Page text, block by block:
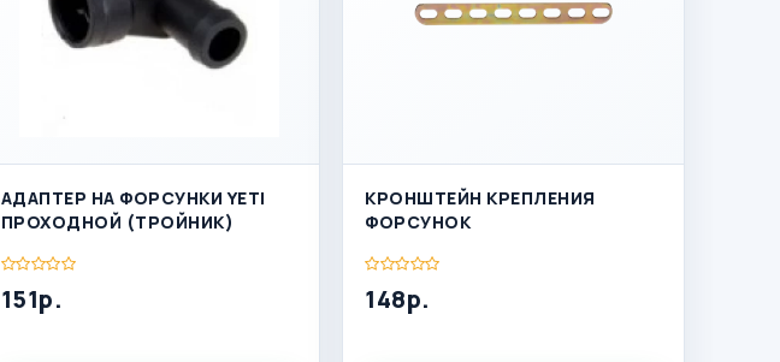
АДАПТЕР НА ФОРСУНКИ YETI
ПРОХОДНОЙ (ТРОЙНИК)
151р.
КРОНШТЕЙН КРЕПЛЕНИЯ
ФОРСУНОК
148р.